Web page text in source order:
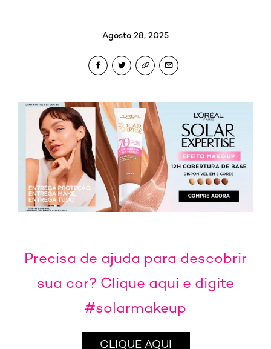
Agosto 28, 2025
Precisa de ajuda para descobrir
sua cor? Clique aqui e digite
#solarmakeup
CLIQUE AQUI